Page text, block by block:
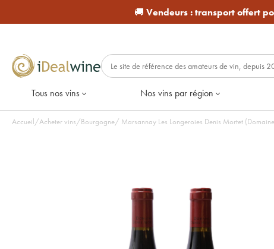
🚚 Vendeurs :transport offert
Tous nos vins Nos vins par région
Accueil/Acheter vins/Bourgogne/ Marsannay Les Longeroies Denis Mortet